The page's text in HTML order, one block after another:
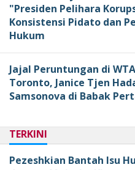
"Presiden Pelihara
Konsistensi Pidato dan
Hukum
Jajal Peruntungan di
Toronto, Janice Tjen
Samsonova di Babak
TERKINI
Pezeshkian Bantah Isu